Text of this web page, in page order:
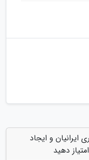
ایرانیان و ایجاد
دهید